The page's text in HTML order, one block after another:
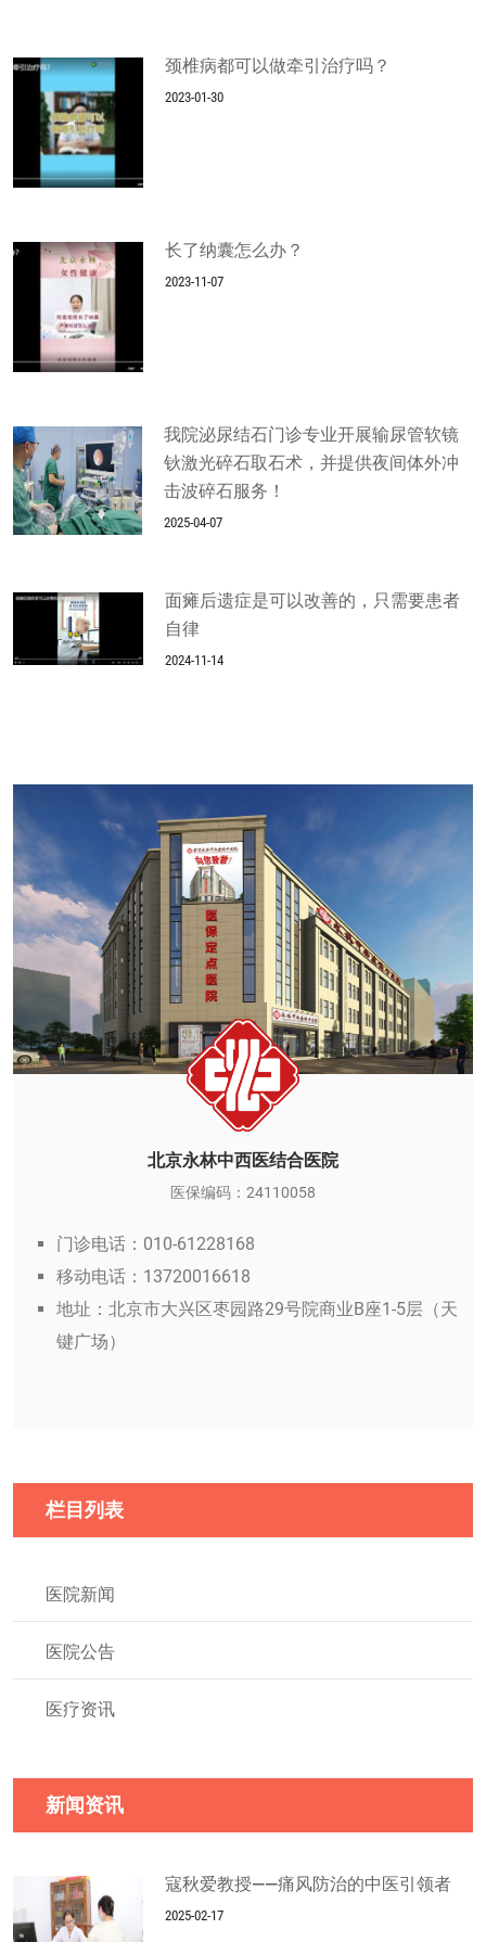
颈椎病都可以做牵引治疗吗？
2023-01-30
长了纳囊怎么办？
2023-11-07
我院泌尿结石门诊专业开展输尿管软镜
钬激光碎石取石术，并提供夜间体外冲
击波碎石服务！
2025-04-07
面瘫后遗症是可以改善的，只需要患者
自律
2024-11-14
北京永林中西医结合医院
医保编码：24110058
门诊电话：010-61228168
移动电话：13720016618
地址：北京市大兴区枣园路29号院商业B座1-5层（天
键广场）
栏目列表
医院新闻
医院公告
医疗资讯
新闻资讯
寇秋爱教授——痛风防治的中医引领者
2025-02-17